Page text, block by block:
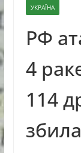
УКРАЇНА
РФ
4
114